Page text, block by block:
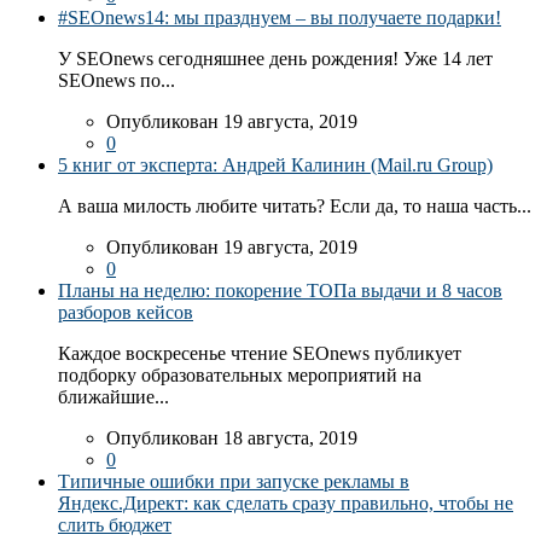
#SEOnews14: мы празднуем – вы получаете подарки!
У SEOnews сегодняшнее день рождения! Уже 14 лет
SEOnews по...
Опубликован 19 августа, 2019
0
5 книг от эксперта: Андрей Калинин (Mail.ru Group)
А ваша милость любите читать? Если да, то наша часть...
Опубликован 19 августа, 2019
0
Планы на неделю: покорение ТОПа выдачи и 8 часов
разборов кейсов
Каждое воскресенье чтение SEOnews публикует
подборку образовательных мероприятий на
ближайшие...
Опубликован 18 августа, 2019
0
Типичные ошибки при запуске рекламы в
Яндекс.Директ: как сделать сразу правильно, чтобы не
слить бюджет